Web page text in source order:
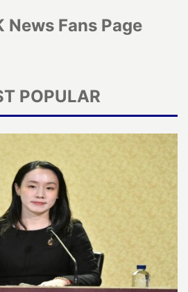
News Fans Page
POPULAR